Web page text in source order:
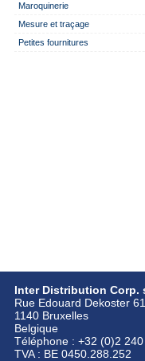
Maroquinerie
Mesure et traçage
Petites fournitures
Inter Distribution Corp.
Rue Edouard Dekoster
1140 Bruxelles
Belgique
Téléphone : +32 (0)2
TVA : BE 0450.288.252